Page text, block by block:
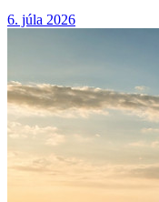
6. júla 2026